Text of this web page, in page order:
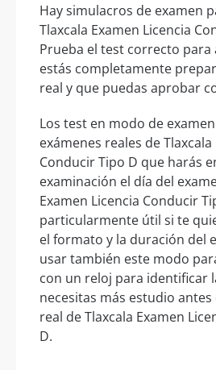
Hay simulacros de examen
Tlaxcala Examen Licencia
Prueba el test correcto
estás completamente
real y que puedas aprobar
Los test en modo de
exámenes reales de
Conducir Tipo D que harás
examinación el día del
Examen Licencia Conducir
particularmente útil si te
el formato y la duración del
usar también este modo
con un reloj para identificar
necesitas más estudio
real de Tlaxcala Examen
D.